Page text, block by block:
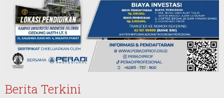
Berita Terkini